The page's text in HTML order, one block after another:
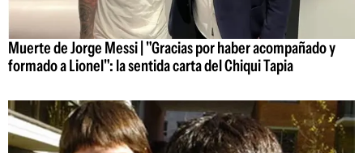
Muerte de Jorge Messi | "Gracias por haber acompañado y
formado a Lionel": la sentida carta del Chiqui Tapia